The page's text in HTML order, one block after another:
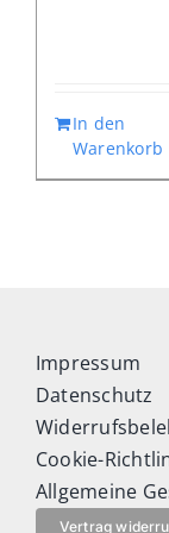
In den
Warenkorb
Impressum
Datenschutz
Cookie-
Allgemeine
Vertrag